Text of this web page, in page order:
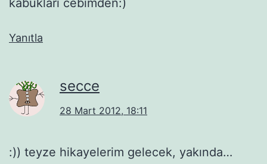
Yanıtla
secce
28 Mart 2012, 18:11
:)) teyze hikayelerim gelecek, yakında…